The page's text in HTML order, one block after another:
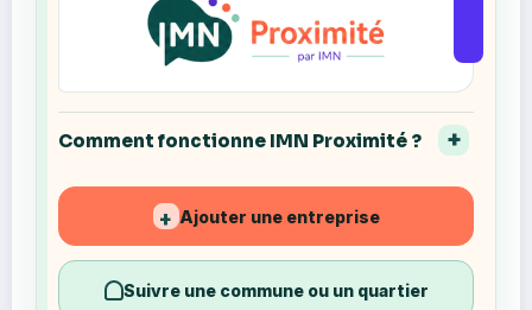
Comment fonctionne IMN Proximité ?
+ Ajouter une entreprise
Suivre une commune ou un quartier